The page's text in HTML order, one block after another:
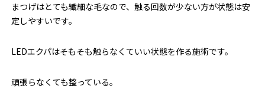
まつげはとても繊細な毛なので、触る回数が少ない方が状態は安
定しやすいです。
LEDエクパはそもそも触らなくていい状態を作る施術です。
頑張らなくても整っている。